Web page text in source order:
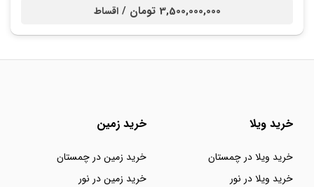
3,500,000,000 تومان / اقساط
خرید ویلا
خرید ویلا در چمستان
خرید ویلا در نور
خرید زمین
خرید زمین در چمستان
خرید زمین در نور